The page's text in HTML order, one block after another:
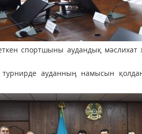
спортшыны аудандық
ауданның намысын